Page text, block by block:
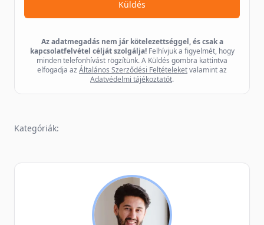
Küldés
Az adatmegadás nem jár kötelezettséggel, és csak a
kapcsolatfelvétel célját szolgálja! Felhívjuk a figyelmét, hogy
minden telefonhívást rögzítünk. A Küldés gombra kattintva
elfogadja az Általános Szerződési Feltételeketvalamint az
Adatvédelmi tájékoztatót.
Kategóriák:
SB